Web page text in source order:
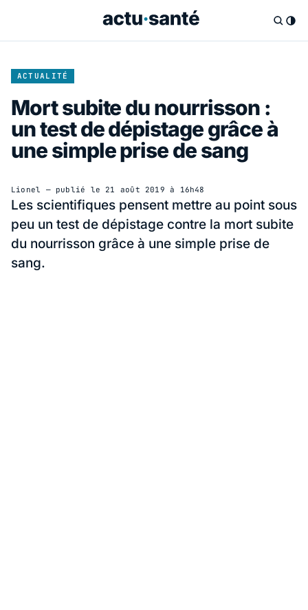
ACTUALITÉ
Mort subite du nourrisson :
un test de dépistage grâce à
une simple prise de sang
Lionel — publié le 21 août 2019 à 16h48
Les scientifiques pensent mettre au point sous
peu un test de dépistage contre la mort subite
du nourrisson grâce à une simple prise de
sang.